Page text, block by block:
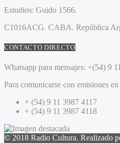
Estudios: Guido 1566.
C1016ACG. CABA. República
CONTACTO DIRECTO
Whatsapp para mensajes: +(54) 9
Para comunicarse con emisiones
+ (54) 9 11 3987 4117
+ (54) 9 11 3987 4118
© 2018 Radio Cultura. Realizado